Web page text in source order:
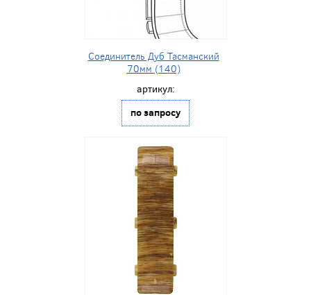
Соединитель Дуб Тасманский
70мм (140)
артикул:
по запросу